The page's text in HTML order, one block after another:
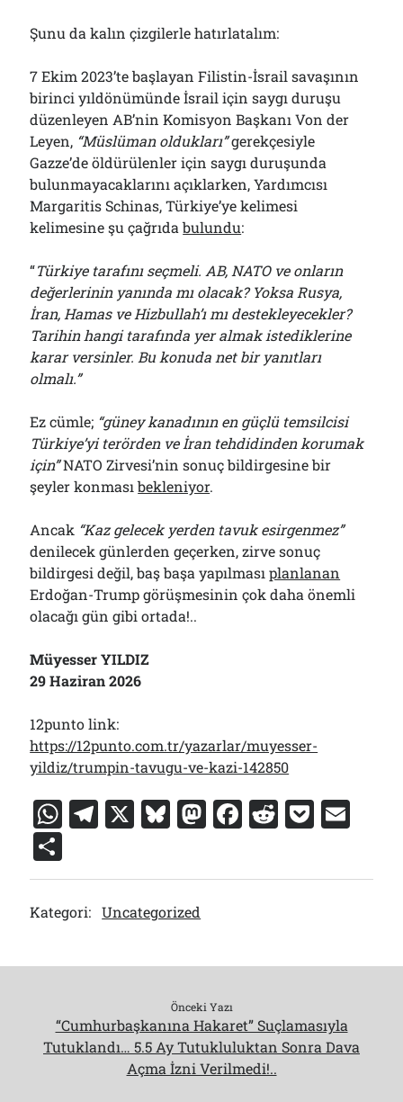
Şunu da kalın çizgilerle hatırlatalım:
7 Ekim 2023’te başlayan Filistin-İsrail savaşının
birinci yıldönümünde İsrail için saygı duruşu
düzenleyen AB’nin Komisyon Başkanı Von der
Leyen, “Müslüman oldukları”gerekçesiyle
Gazze’de öldürülenler için saygı duruşunda
bulunmayacaklarını açıklarken, Yardımcısı
Margaritis Schinas, Türkiye’ye kelimesi
kelimesine şu çağrıdabulundu:
“Türkiye tarafını seçmeli. AB, NATO ve onların
değerlerinin yanında mı olacak? Yoksa Rusya,
İran, Hamas ve Hizbullah’ı mı destekleyecekler?
Tarihin hangi tarafında yer almak istediklerine
karar versinler. Bu konuda net bir yanıtları
olmalı.”
Ez cümle; “güney kanadının en güçlü temsilcisi
Türkiye’yi terörden ve İran tehdidinden korumak
için”NATO Zirvesi’nin sonuç bildirgesine bir
şeyler konmasıbekleniyor.
Ancak “Kaz gelecek yerden tavuk esirgenmez”
denilecek günlerden geçerken, zirve sonuç
bildirgesi değil, baş başa yapılmasıplanlanan
Erdoğan-Trump görüşmesinin çok daha önemli
olacağı gün gibi ortada!..
Müyesser YILDIZ
29 Haziran 2026
12punto link:
https://12punto.com.tr/yazarlar/muyesser-
yildiz/trumpin-tavugu-ve-kazi-142850
W
at
s
A
p
T
e
gr
a
m
X Bl
e
s
k
y
M
st
o
F
c
o
k
R
d
P
c ai
h
ar
e
Kategori: Uncategorized
Önceki Yazı
“Cumhurbaşkanına Hakaret” Suçlamasıyla
Tutuklandı… 5.5 Ay Tutukluluktan Sonra Dava
Açma İzni Verilmedi!..